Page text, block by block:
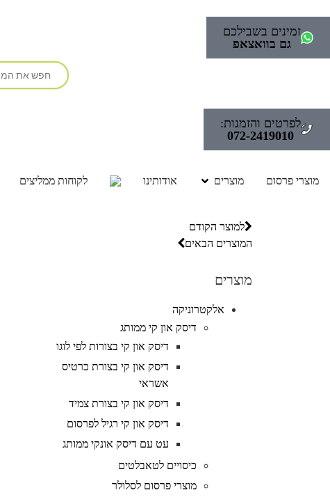
זמינים בשבילכם
גם בוואצאפ
לפרטים והזמנות:
072-2419010
מוצרי פרסום מוצרים אודותינו לקוחות ממליצים
למוצר הקודם
המוצרים הבאים
מוצרים
אלקטרוניקה
דיסק און קי ממותג
דיסק און קי בצורות לפי לוגו
דיסק און קי בצורת כרטיס
אשראי
דיסק און קי בצורת צמיד
דיסק און קי רגיל לפרסום
עט עם דיסק אונקי ממותג
כיסויים לטאבלטים
מוצרי פרסום לסלולר